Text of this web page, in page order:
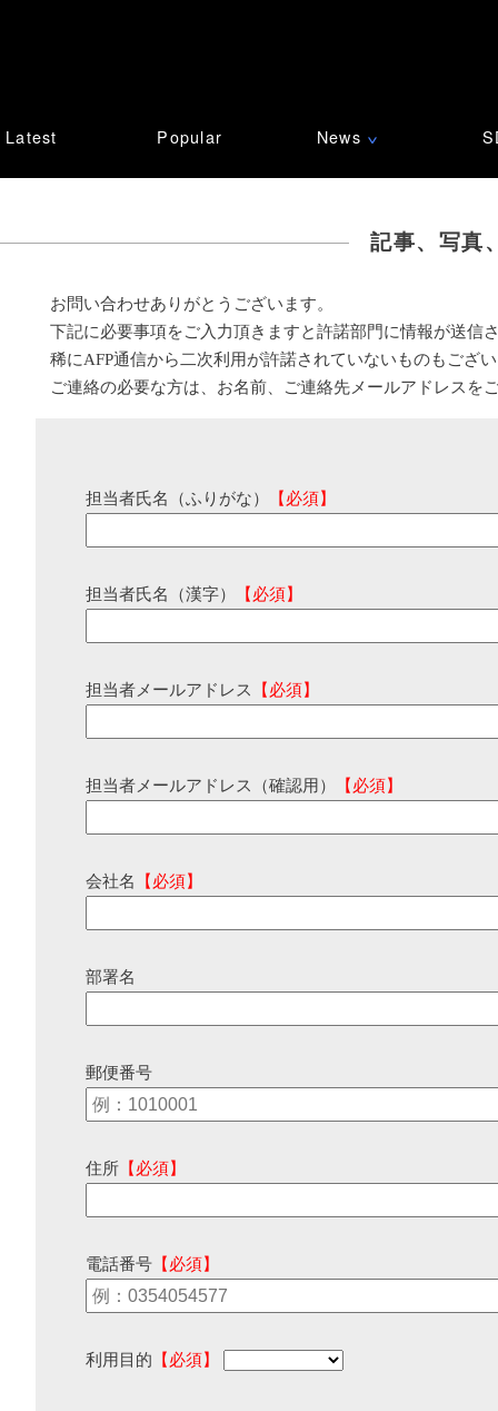
Latest Popular News ∨
記事、写真
お問い合わせありがとうございます。
下記に必要事項をご入力頂きますと許諾部門に情報が送信
稀にAFP通信から二次利用が許諾されていないものもござ
ご連絡の必要な方は、お名前、ご連絡先メールアドレスを
担当者氏名（ふりがな） 【必須】
担当者氏名（漢字） 【必須】
担当者メールアドレス 【必須】
担当者メールアドレス（確認用） 【必須】
会社名 【必須】
部署名
郵便番号
住所 【必須】
電話番号 【必須】
利用目的 【必須】